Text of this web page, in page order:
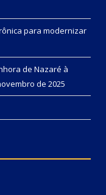
para modernizar
de Nazaré à
de 2025